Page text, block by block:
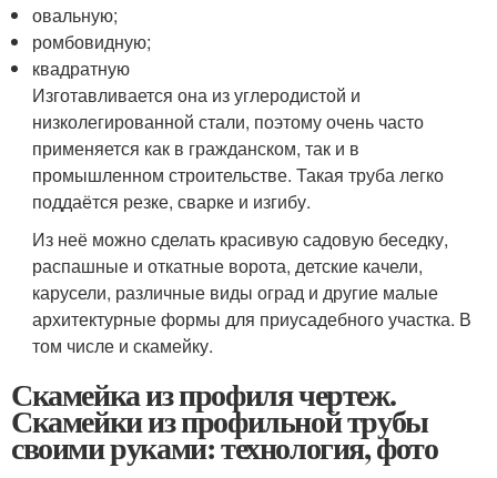
овальную;
ромбовидную;
квадратную
Изготавливается она из углеродистой и
низколегированной стали, поэтому очень часто
применяется как в гражданском, так и в
промышленном строительстве. Такая труба легко
поддаётся резке, сварке и изгибу.
Из неё можно сделать красивую садовую беседку,
распашные и откатные ворота, детские качели,
карусели, различные виды оград и другие малые
архитектурные формы для приусадебного участка. В
том числе и скамейку.
Скамейка из профиля чертеж.
Скамейки из профильной трубы
своими руками: технология, фото